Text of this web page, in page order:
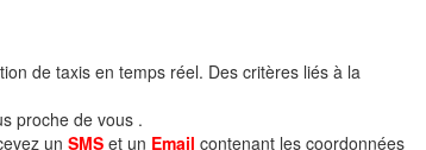
de taxis en temps réel. Des critères liés à la
proche de vous .
un SMS et un Email contenant les coordonnées